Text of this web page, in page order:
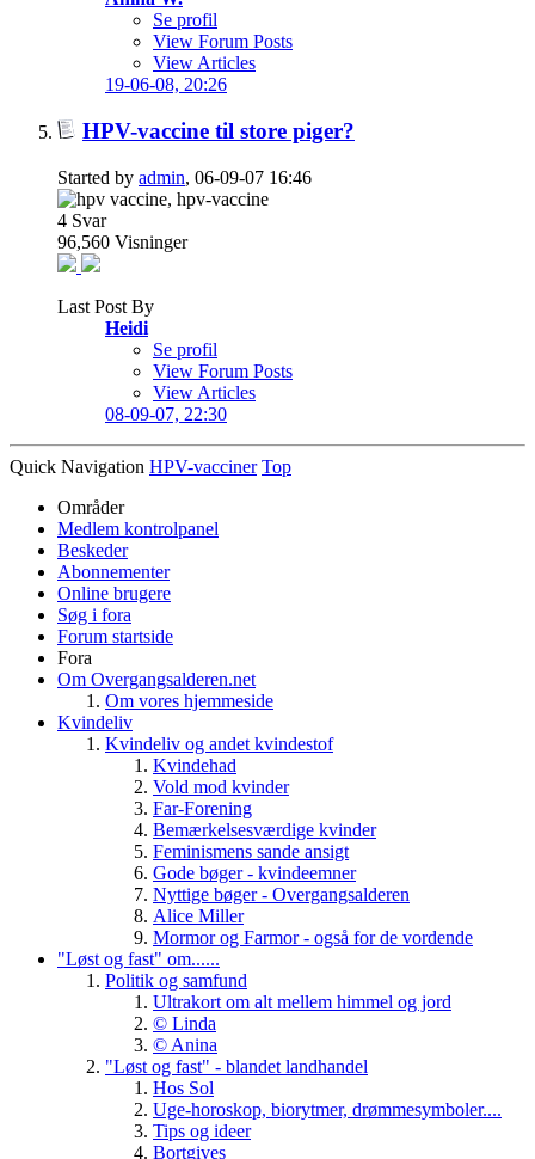
Se profil
View Forum Posts
View Articles
19-06-08, 20:26
HPV-vaccine til store piger?
Started by admin, 06-09-07 16:46
4 Svar
96,560 Visninger
Last Post By
Heidi
Se profil
View Forum Posts
View Articles
08-09-07, 22:30
Quick Navigation HPV-vacciner Top
Områder
Medlem kontrolpanel
Beskeder
Abonnementer
Online brugere
Søg i fora
Forum startside
Fora
Om Overgangsalderen.net
Om vores hjemmeside
Kvindeliv
Kvindeliv og andet kvindestof
Kvindehad
Vold mod kvinder
Far-Forening
Bemærkelsesværdige kvinder
Feminismens sande ansigt
Gode bøger - kvindeemner
Nyttige bøger - Overgangsalderen
Alice Miller
Mormor og Farmor - også for de vordende
"Løst og fast" om......
Politik og samfund
Ultrakort om alt mellem himmel og jord
© Linda
© Anina
"Løst og fast" - blandet landhandel
Hos Sol
Uge-horoskop, biorytmer, drømmesymboler....
Tips og ideer
Bortgives